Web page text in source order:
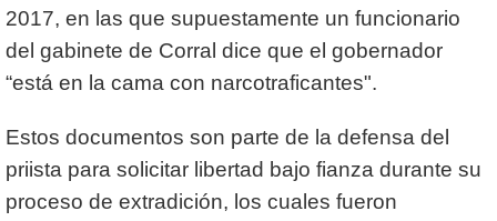
2017, en las que supuestamente un funcionario
del gabinete de Corral dice que el gobernador
“está en la cama con narcotraficantes".
Estos documentos son parte de la defensa del
priista para solicitar libertad bajo fianza durante su
proceso de extradición, los cuales fueron